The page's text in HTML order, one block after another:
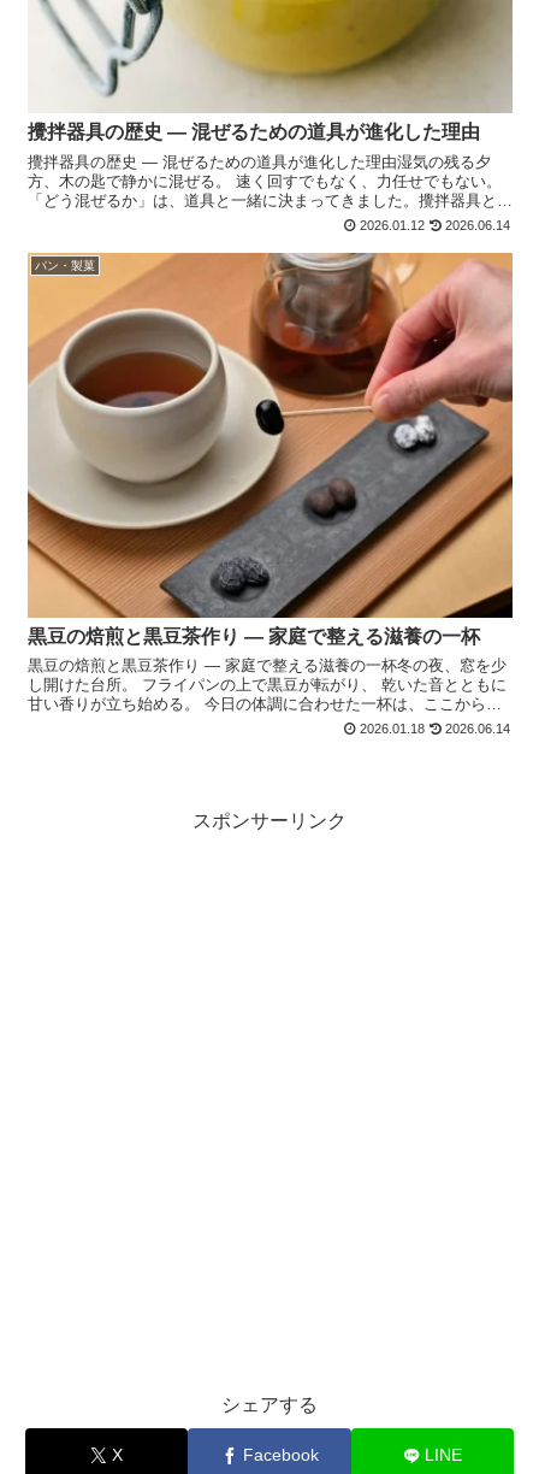
攪拌器具の歴史 ― 混ぜるための道具が進化した理由
攪拌器具の歴史 ― 混ぜるための道具が進化した理由湿気の残る夕
方、木の匙で静かに混ぜる。 速く回すでもなく、力任せでもない。
「どう混ぜるか」は、道具と一緒に決まってきました。攪拌器具とは
何か攪拌器具とは、液体や半固体を混ぜ、均一化・分散・...
2026.01.12 2026.06.14
パン・製菓
黒豆の焙煎と黒豆茶作り ― 家庭で整える滋養の一杯
黒豆の焙煎と黒豆茶作り ― 家庭で整える滋養の一杯冬の夜、窓を少
し開けた台所。 フライパンの上で黒豆が転がり、 乾いた音とともに
甘い香りが立ち始める。 今日の体調に合わせた一杯は、ここから始
まります。黒豆茶の前提黒豆茶は、 乾燥した黒大豆を...
2026.01.18 2026.06.14
スポンサーリンク
シェアする
X Facebook LINE